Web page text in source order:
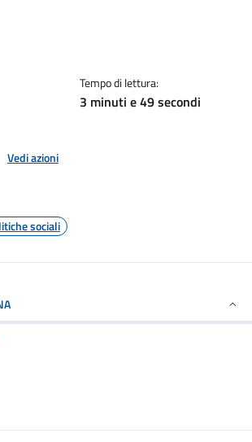
Tempo di lettura:
3 minuti e 49 secondi
Vedi azioni
sociali